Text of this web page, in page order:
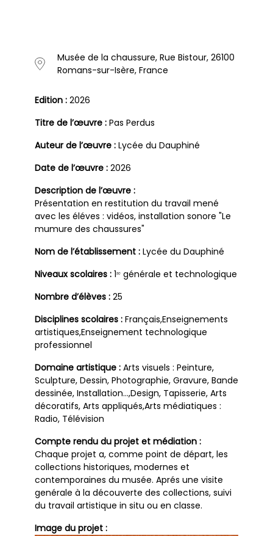
Musée de la chaussure, Rue Bistour, 26100
Romans-sur-Isère, France
Edition : 2026
Titre de l’œuvre : Pas Perdus
Auteur de l’œuvre : Lycée du Dauphiné
Date de l’œuvre : 2026
Description de l’œuvre :
Présentation en restitution du travail mené
avec les éléves : vidéos, installation sonore "Le
mumure des chaussures"
Nom de l’établissement : Lycée du Dauphiné
Niveaux scolaires : 1ʳᵉ générale et technologique
Nombre d’élèves : 25
Disciplines scolaires : Français,Enseignements
artistiques,Enseignement technologique
professionnel
Domaine artistique : Arts visuels : Peinture,
Sculpture, Dessin, Photographie, Gravure, Bande
dessinée, Installation…,Design, Tapisserie, Arts
décoratifs, Arts appliqués,Arts médiatiques :
Radio, Télévision
Compte rendu du projet et médiation :
Chaque projet a, comme point de départ, les
collections historiques, modernes et
contemporaines du musée. Aprés une visite
genérale à la découverte des collections, suivi
du travail artistique in situ ou en classe.
Image du projet :